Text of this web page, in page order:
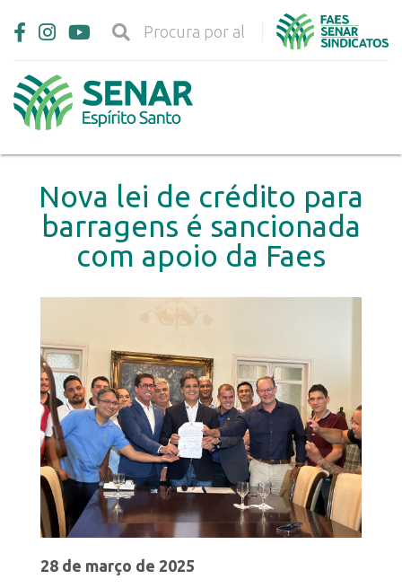
Nova lei de crédito para
barragens é sancionada
com apoio da Faes
28 de março de 2025